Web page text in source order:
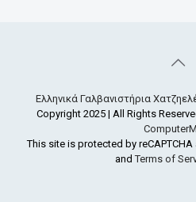
Ελληνικά Γαλβανιστήρια
Copyright 2025 | All Rights
This site is protected by
andTerms of